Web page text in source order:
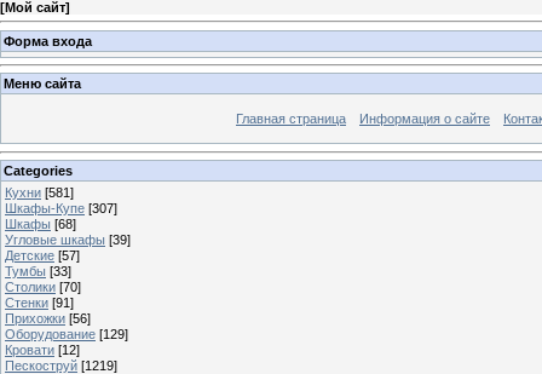
[Мой сайт]
Форма входа
Меню сайта
Главная страница Информация о сайте
Categories
Кухни [581]
Шкафы-Купе [307]
Шкафы [68]
Угловые шкафы [39]
Детские [57]
Тумбы [33]
Столики [70]
Стенки [91]
Прихожки [56]
Оборудование [129]
Кровати [12]
Пескоструй [1219]